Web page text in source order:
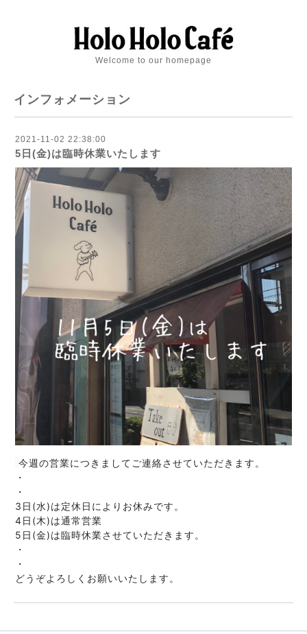
Welcome to our homepage
インフォメーション
2021-11-02 22:38:00
5日(金)は臨時休業いたします
今週の営業につきましてご連絡させていただきます。
・
・
3日(水)は定休日によりお休みです。
4日(木)は通常営業
5日(金)は臨時休業させていただきます。
・
・
どうぞよろしくお願いいたします。